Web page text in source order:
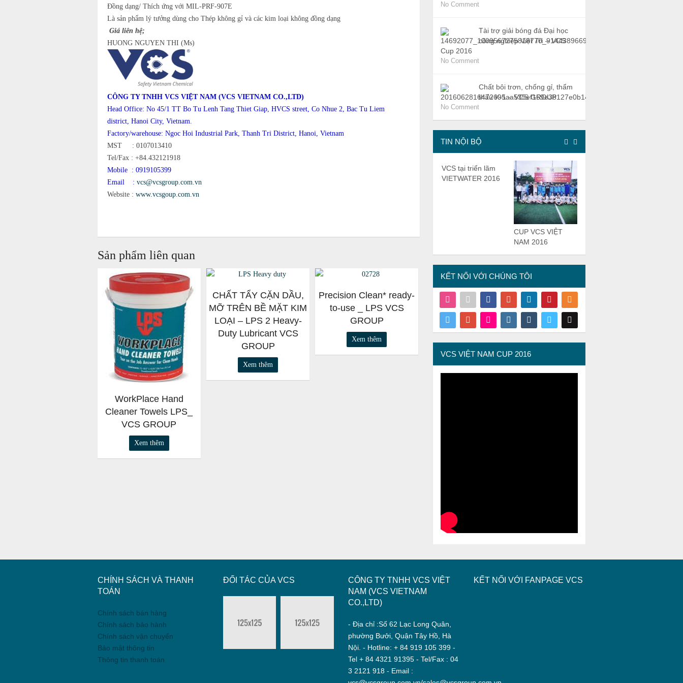
Đồng dạng/ Thích ứng với MIL-PRF-907E
Là sản phẩm lý tưởng dùng cho Thép không gỉ và các kim loại không đồng dạng
Giá liên hệ;
HUONG NGUYEN THI (Ms)
CÔNG TY TNHH VCS VIỆT NAM (VCS VIETNAM CO.,LTD)
Head Office: No 45/1 TT Bo Tu Lenh Tang Thiet Giap, HVCS street, Co Nhue 2, Bac Tu Liem
district, Hanoi City, Vietnam.
Factory/warehouse: Ngoc Hoi Industrial Park, Thanh Tri District, Hanoi, Vietnam
MST : 0107013410
Tel/Fax : +84.432121918
Mobile : 0919105399
Email : vcs@vcsgroup.com.vn
Website : www.vcsgoup.com.vn
Sản phẩm liên quan
WorkPlace Hand
Cleaner Towels LPS_
VCS GROUP
Xem thêm
CHẤT TẨY CẶN DẦU,
MỠ TRÊN BỀ MẶT KIM
LOẠI – LPS 2 Heavy-
Duty Lubricant VCS
GROUP
Xem thêm
Precision Clean* ready-
to-use _ LPS VCS
GROUP
Xem thêm
No Comment
Tài trợ giải bóng đá Đại học
công nghiệp Việt Trì – VCS
Cup 2016
No Comment
Chất bôi trơn, chống gỉ, thẩm
thấu K-1 – VCS GROUP
No Comment
TIN NỘI BỘ
VCS tại triển lãm
VIETWATER 2016
CUP VCS VIỆT
NAM 2016
KẾT NỐI VỚI CHÚNG TÔI
VCS VIỆT NAM CUP 2016
CHÍNH SÁCH VÀ THANH
TOÁN
Chính sách bán hàng
Chính sách bảo hành
Chính sách vận chuyển
Bảo mật thông tin
Thông tin thanh toán
ĐỐI TÁC CỦA VCS
CÔNG TY TNHH VCS VIỆT
NAM (VCS VIETNAM
CO.,LTD)
- Địa chỉ :Số 62 Lạc Long Quân,
phường Bưởi, Quận Tây Hồ, Hà
Nội. - Hotline: + 84 919 105 399 -
Tel + 84 4321 91395 - Tel/Fax : 04
3 2121 918 - Email :
KẾT NỐI VỚI FANPAGE VCS